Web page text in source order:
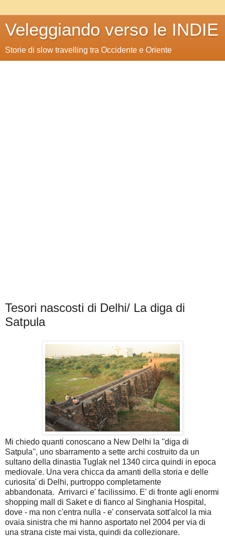
Veleggiando verso le INDIE
Storie di slow travelling tra Occidente e Oriente
Tesori nascosti di Delhi/ La diga di
Satpula
Mi chiedo quanti conoscano a New Delhi la ''diga di
Satpula'', uno sbarramento a sette archi costruito da un
sultano della dinastia Tuglak nel 1340 circa quindi in epoca
mediovale. Una vera chicca da amanti della storia e delle
curiosita' di Delhi, purtroppo completamente
abbandonata. Arrivarci e' facilissimo. E' di fronte agli enormi
shopping mall di Saket e di fianco al Singhania Hospital,
dove - ma non c'entra nulla - e' conservata sott'alcol la mia
ovaia sinistra che mi hanno asportato nel 2004 per via di
una strana ciste mai vista, quindi da collezionare.